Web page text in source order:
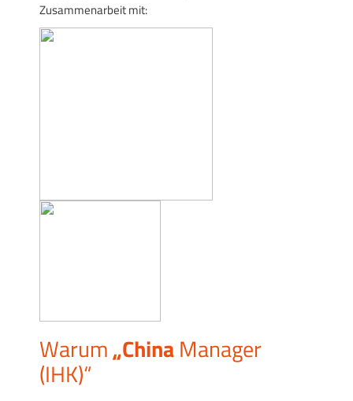
Zusammenarbeit mit:
Warum„ChinaManager
(IHK)“